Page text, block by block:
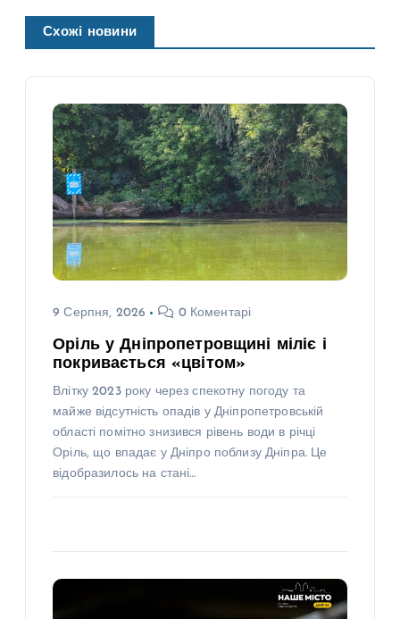
Схожі новини
9 Серпня, 2026 0 Коментарі
Оріль у Дніпропетровщині міліє і
покривається «цвітом»
Влітку 2023 року через спекотну погоду та
майже відсутність опадів у Дніпропетровській
області помітно знизився рівень води в річці
Оріль, що впадає у Дніпро поблизу Дніпра. Це
відобразилось на стані…